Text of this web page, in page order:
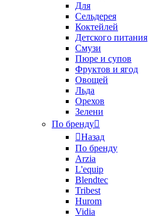
Для
Сельдерея
Коктейлей
Детского питания
Смузи
Пюре и супов
Фруктов и ягод
Овощей
Льда
Орехов
Зелени
По бренду
Назад
По бренду
Arzia
L'equip
Blendtec
Tribest
Hurom
Vidia